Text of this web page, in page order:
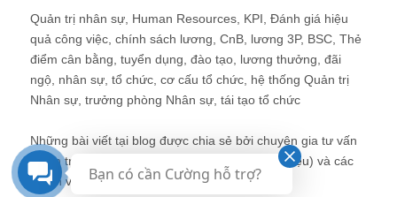
Quản trị nhân sự, Human Resources, KPI, Đánh giá hiệu
quả công việc, chính sách lương, CnB, lương 3P, BSC, Thẻ
điểm cân bằng, tuyển dụng, đào tạo, lương thưởng, đãi
ngộ, nhân sự, tổ chức, cơ cấu tổ chức, hệ thống Quản trị
Nhân sự, trưởng phòng Nhân sự, tái tạo tổ chức
Những bài viết tại blog được chia sẻ bởi chuyên gia tư vấn
Quản trị Nhân sự Nguyễn Hùng Cường (
giới thiệu) và các
thành viên khác trong cộng đồng Nhân sự.
Bạn có cần Cường hỗ trợ?